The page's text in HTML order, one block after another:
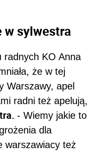
w sylwestra
radnych KO Anna
że w tej
Warszawy, apel
radni też apelują,
- Wiemy jakie to
dla
warszawiacy też